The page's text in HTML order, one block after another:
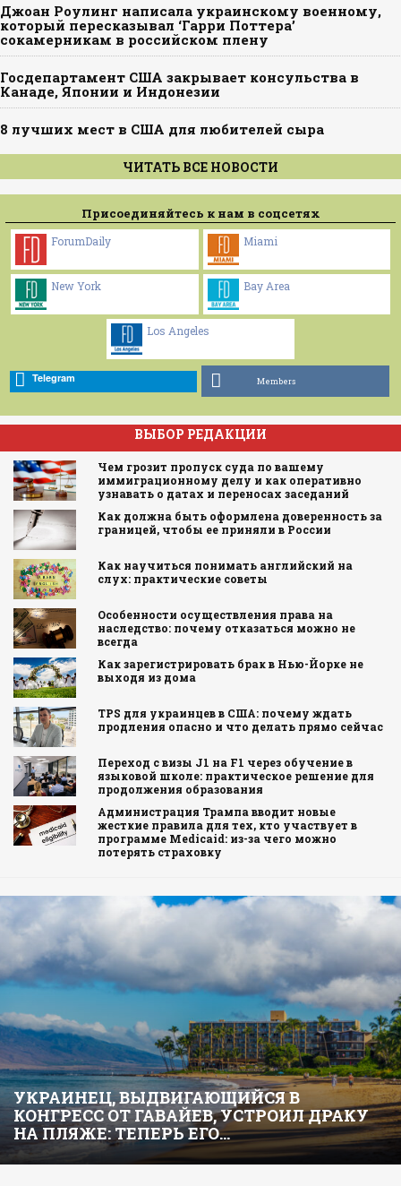
Джоан Роулинг написала украинскому военному,
который пересказывал ‘Гарри Поттера’
сокамерникам в российском плену
Госдепартамент США закрывает консульства в
Канаде, Японии и Индонезии
8 лучших мест в США для любителей сыра
ЧИТАТЬ ВСЕ НОВОСТИ
Присоединяйтесь к нам в соцсетях
ForumDaily Miami
New York Bay Area
Los Angeles
Telegram Members
ВЫБОР РЕДАКЦИИ
Чем грозит пропуск суда по вашему
иммиграционному делу и как оперативно
узнавать о датах и переносах заседаний
Как должна быть оформлена доверенность за
границей, чтобы ее приняли в России
Как научиться понимать английский на
слух: практические советы
Особенности осуществления права на
наследство: почему отказаться можно не
всегда
Как зарегистрировать брак в Нью-Йорке не
выходя из дома
TPS для украинцев в США: почему ждать
продления опасно и что делать прямо сейчас
Переход с визы J1 на F1 через обучение в
языковой школе: практическое решение для
продолжения образования
Администрация Трампа вводит новые
жесткие правила для тех, кто участвует в
программе Medicaid: из-за чего можно
потерять страховку
УКРАИНЕЦ, ВЫДВИГАЮЩИЙСЯ В
КОНГРЕСС ОТ ГАВАЙЕВ, УСТРОИЛ ДРАКУ
НА ПЛЯЖЕ: ТЕПЕРЬ ЕГО…